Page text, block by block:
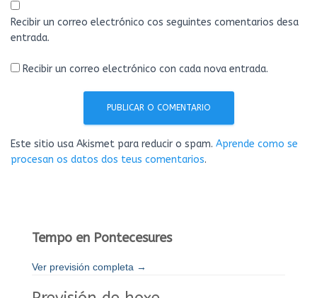
Recibir un correo electrónico cos seguintes comentarios desa
entrada.
Recibir un correo electrónico con cada nova entrada.
Este sitio usa Akismet para reducir o spam. Aprende como se
procesan os datos dos teus comentarios.
Tempo en Pontecesures
Ver previsión completa →